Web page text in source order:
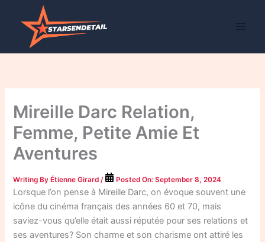
Mireille Darc Relation,
Femme, Petite Amie Et
Aventures
Writing ByÉtienne Girard / Posted On:September 8, 2024
Lorsque l’on pense à Mireille Darc, on évoque souvent une
icône du cinéma français des années 60 et 70, mais
saviez-vous qu’elle était aussi réputée pour ses relations et
ses aventures? Son charme et son charisme ont attiré les